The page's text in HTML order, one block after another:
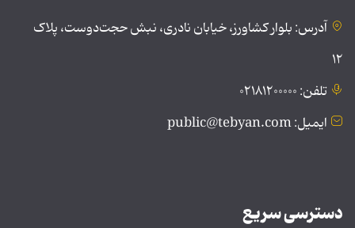
آدرس: بلوار کشاورز، خیابان نادری، نبش حجت‌دوست، پلاک
۱۲
تلفن: ۰۲۱۸۱۲۰۰۰۰۰
ایمیل: public@tebyan.com
دسترسی سریع